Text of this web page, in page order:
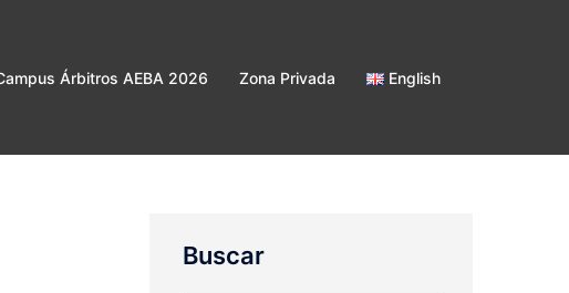
Árbitros AEBA 2026 Zona Privada English
Buscar